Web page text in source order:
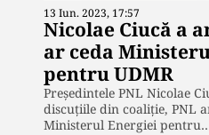
13 Iun. 2023, 17:57
Nicolae Ciucă a
ar ceda
pentru UDMR
Preşedintele PNL Nicolae
discuţiile din coaliţie, PNL
Ministerul Energiei